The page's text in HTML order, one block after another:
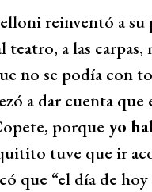
reinventó a
teatro, a las
no se podía con
a dar cuenta
porque yo
tuve que ir
que “el día de